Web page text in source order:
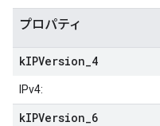
プロパティ
kIPVersion 4
IPv4:
kIPVersion 6